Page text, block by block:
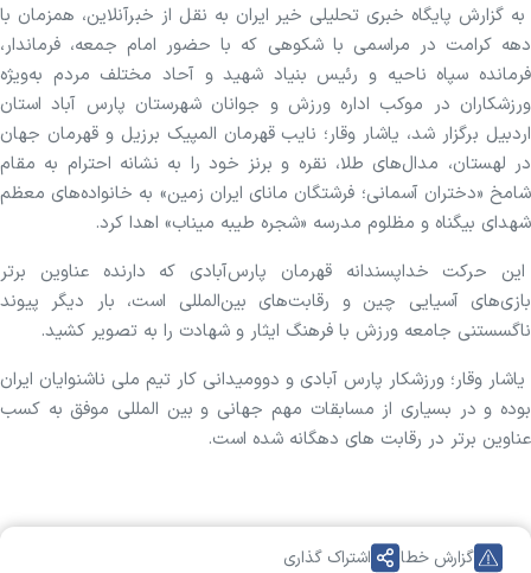
به گزارش پایگاه خبری تحلیلی خیر ایران به نقل از خبرآنلاین، همزمان با
دهه کرامت در مراسمی با شکوهی که با حضور امام جمعه، فرماندار،
فرمانده سپاه ناحیه و رئیس بنیاد شهید و آحاد مختلف مردم به‌ویژه
ورزشکاران در موکب اداره ورزش و جوانان شهرستان پارس آباد استان
اردبیل برگزار شد، یاشار وقار؛ نایب قهرمان المپیک برزیل و قهرمان جهان
در لهستان، مدال‌های طلا، نقره و برنز خود را به نشانه احترام به مقام
شامخ «دختران آسمانی؛ فرشتگان مانای ایران زمین» به خانواده‌های معظم
شهدای بیگناه و مظلوم مدرسه «شجره طیبه میناب» اهدا کرد.
این حرکت خداپسندانه قهرمان پارس‌آبادی که دارنده عناوین برتر
بازی‌های آسیایی چین و رقابت‌های بین‌المللی است، بار دیگر پیوند
ناگسستنی جامعه ورزش با فرهنگ ایثار و شهادت را به تصویر کشید.
یاشار وقار؛ ورزشکار پارس آبادی و دوومیدانی کار تیم ملی ناشنوایان ایران
بوده و در بسیاری از مسابقات مهم جهانی و بین المللی موفق به کسب
عناوین برتر در رقابت های دهگانه شده است.
گزارش خطا اشتراک گذاری